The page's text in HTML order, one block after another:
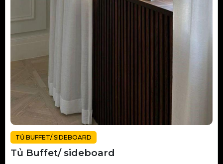
TỦ BUFFET/ SIDEBOARD
Tủ Buffet/ sideboard